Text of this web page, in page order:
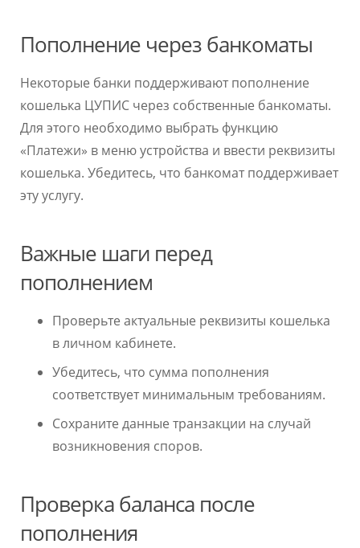
Пополнение через банкоматы
Некоторые банки поддерживают пополнение
кошелька ЦУПИС через собственные банкоматы.
Для этого необходимо выбрать функцию
«Платежи» в меню устройства и ввести реквизиты
кошелька. Убедитесь, что банкомат поддерживает
эту услугу.
Важные шаги перед
пополнением
Проверьте актуальные реквизиты кошелька
в личном кабинете.
Убедитесь, что сумма пополнения
соответствует минимальным требованиям.
Сохраните данные транзакции на случай
возникновения споров.
Проверка баланса после
пополнения